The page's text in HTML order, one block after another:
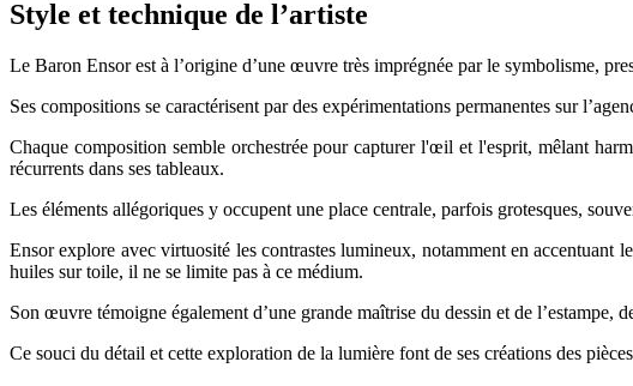
Style et technique de l’artiste
Le Baron Ensor est à l’origine d’une œuvre très imprégnée par le symbolisme,
Ses compositions se caractérisent par des expérimentations permanentes sur
Chaque composition semble orchestrée pour capturer l'œil et l'esprit, mêlant
récurrents dans ses tableaux.
Les éléments allégoriques y occupent une place centrale, parfois grotesques,
Ensor explore avec virtuosité les contrastes lumineux, notamment en accentuant
huiles sur toile, il ne se limite pas à ce médium.
Son œuvre témoigne également d’une grande maîtrise du dessin et de
Ce souci du détail et cette exploration de la lumière font de ses créations des